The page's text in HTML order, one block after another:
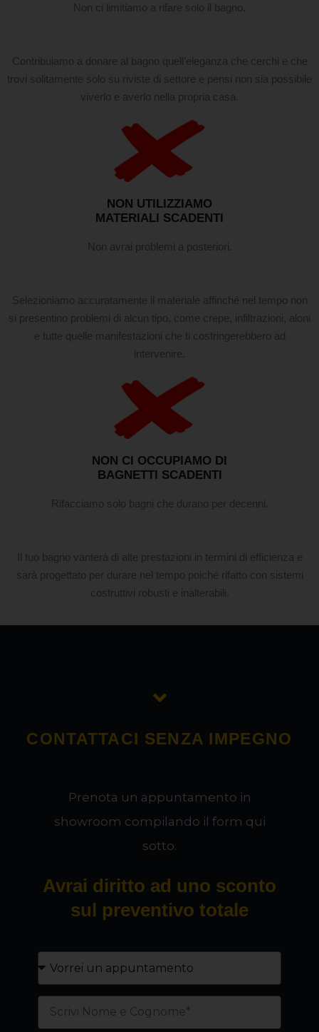
Non ci limitiamo a rifare solo il bagno.
Contribuiamo a donare al bagno quell’eleganza che cerchi e che
trovi solitamente solo su riviste di settore e pensi non sia possibile
viverlo e averlo nella propria casa.
NON UTILIZZIAMO
MATERIALI SCADENTI
Non avrai problemi a posteriori.
Selezioniamo accuratamente il materiale affinché nel tempo non
si presentino problemi di alcun tipo, come crepe, infiltrazioni, aloni
e tutte quelle manifestazioni che ti costringerebbero ad
intervenire.
NON CI OCCUPIAMO DI
BAGNETTI SCADENTI
Rifacciamo solo bagni che durano per decenni.
Il tuo bagno vanterà di alte prestazioni in termini di efficienza e
sarà progettato per durare nel tempo poiché rifatto con sistemi
costruttivi robusti e inalterabili.
CONTATTACI SENZA IMPEGNO
Prenota un appuntamento in
showroom compilando il form qui
sotto.
Avrai diritto ad uno sconto
sul preventivo totale